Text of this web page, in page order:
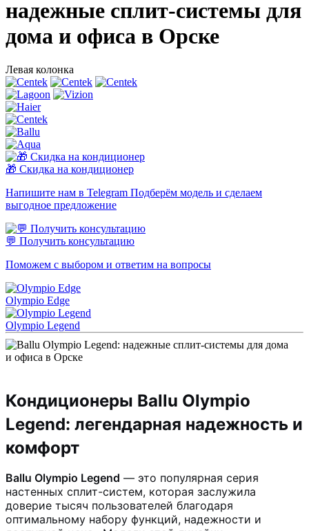
надежные сплит-системы для
дома и офиса в Орске
Левая колонка
🎁 Скидка на кондиционер
Напишите нам в Telegram Подберём модель и сделаем
выгодное предложение
💬 Получить консультацию
Поможем с выбором и ответим на вопросы
Olympio Edge
Olympio Legend
Кондиционеры Ballu Olympio
Legend: легендарная надежность и
комфорт
Ballu Olympio Legend — это популярная серия
настенных сплит-систем, которая заслужила
доверие тысяч пользователей благодаря
оптимальному набору функций, надежности и